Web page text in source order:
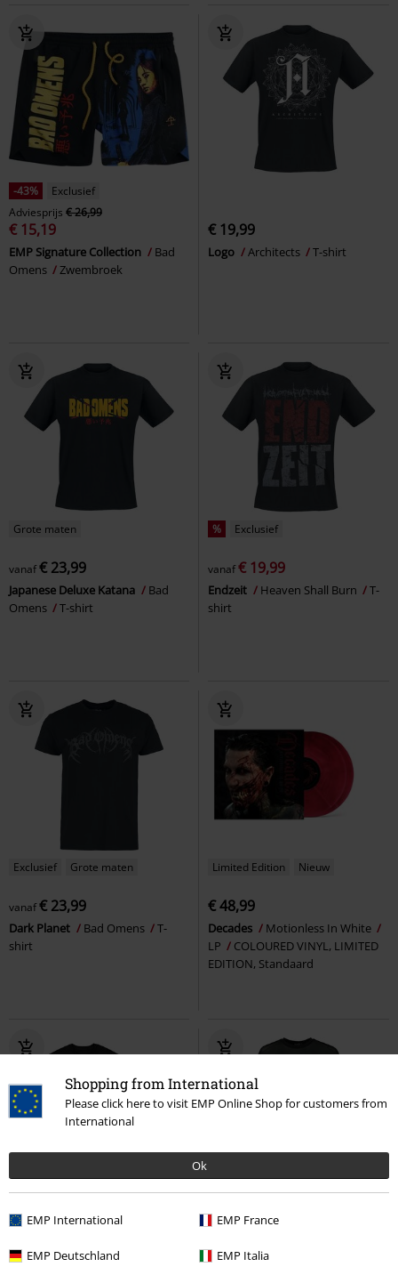
Shopping from International
Please click here to visit EMP Online Shop for customers from
International
Ok
EMP International EMP France
EMP Deutschland EMP Italia
-43%
Exclusief
Adviesprijs € 26,99
€ 15,19
EMP Signature Collection
Bad
Omens
Zwembroek
€ 19,99
Logo Architects T-shirt
Grote maten
vanaf€ 23,99
Japanese Deluxe Katana
Bad
Omens
T-shirt
% Exclusief
vanaf€ 19,99
Endzeit Heaven Shall Burn
T-
shirt
Exclusief Grote maten
vanaf€ 23,99
Dark Planet Bad Omens
T-
shirt
Limited Edition Nieuw
€ 48,99
Decades
Motionless In White
LP
COLOURED VINYL, LIMITED
EDITION, Standaard
Contemptress
Adviesprijsvanaf
EMP Signature Collection -